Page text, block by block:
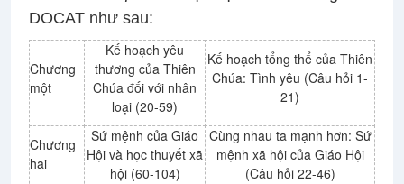
DOCAT như sau:
Chương
một
Kế hoạch yêu
thương của Thiên
Chúa đối với nhân
loại (20-59)
Kế hoạch tổng thể của Thiên
Chúa: Tình yêu (Câu hỏi 1-
21)
Chương
hai
Sứ mệnh của Giáo
Hội và học thuyết xã
hội (60-104)
Cùng nhau ta mạnh hơn: Sứ
mệnh xã hội của Giáo Hội
(Câu hỏi 22-46)